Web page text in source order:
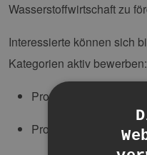
Wasserstoffwirtschaft zu
Interessierte können sich
Kategorien aktiv bewerben:
Produktinnovation des
Projekt des Jahres